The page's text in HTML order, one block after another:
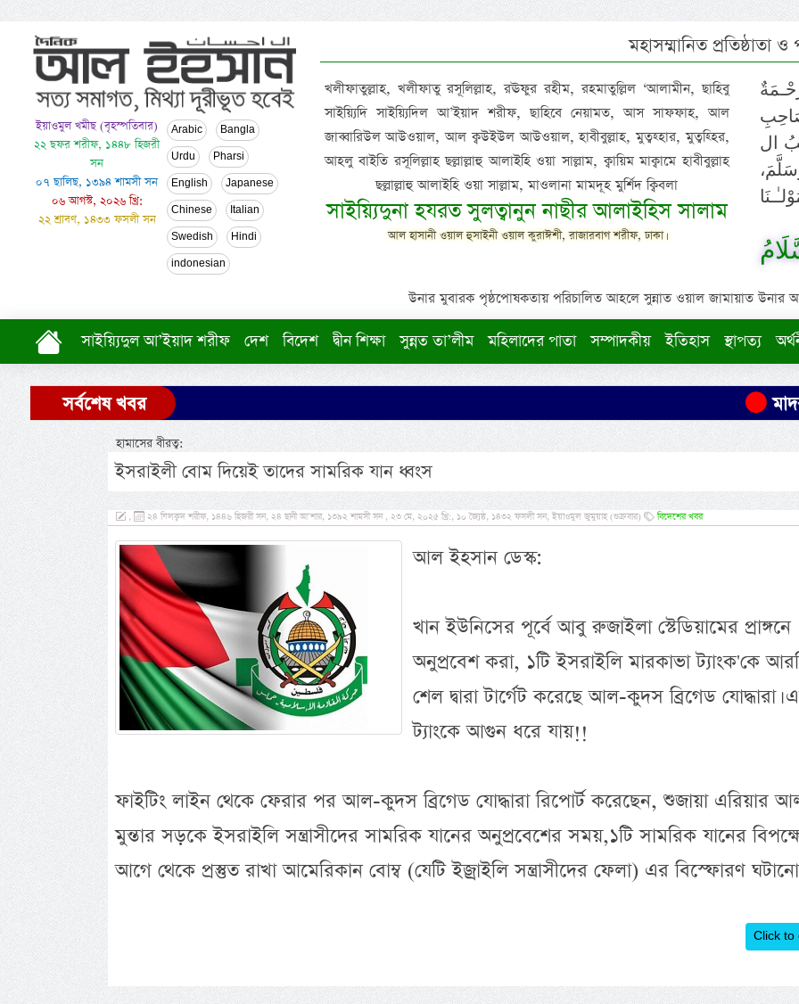
ইয়াওমুল খমীছ (বৃহস্পতিবার)
২২ ছফর শরীফ, ১৪৪৮ হিজরী
সন
০৭ ছালিছ, ১৩৯৪ শামসী সন
০৬ আগস্ট, ২০২৬ খ্রি:
২২ শ্রাবণ, ১৪৩৩ ফসলী সন
Arabic Bangla
Urdu Pharsi
English Japanese
Chinese Italian
Swedish Hindi
indonesian
মহাসম্মানিত প্রতিষ্ঠাতা
খলীফাতুল্লাহ, খলীফাতু রসূলিল্লাহ, রঊফুর রহীম, রহমাতুল্লিল ‘আলামীন, ছাহিবু
সাইয়্যিদি সাইয়্যিদিল আ’ইয়াদ শরীফ, ছাহিবে নেয়ামত, আস সাফফাহ, আল
জাব্বারিউল আউওয়াল, আল ক্বউইউল আউওয়াল, হাবীবুল্লাহ, মুত্বহ্হার, মুত্বহ্হির,
আহলু বাইতি রসূলিল্লাহ ছল্লাল্লাহু আলাইহি ওয়া সাল্লাম, ক্বায়িম মাক্বামে হাবীবুল্লাহ
ছল্লাল্লাহু আলাইহি ওয়া সাল্লাম, মাওলানা মামদূহ মুর্শিদ ক্বিবলা
সাইয়্যিদুনা হযরত সুলত্বানুন নাছীর আলাইহিস সালাম
আল হাসানী ওয়াল হুসাইনী ওয়াল কুরাঈশী, রাজারবাগ শরীফ, ঢাকা।
ال
উনার মুবারক পৃষ্ঠপোষকতায় পরিচালিত আহলে সুন্নাত ওয়াল জামায়াত উনার
সাইয়্যিদুল আ’ইয়াদ শরীফ দেশ বিদেশ দ্বীন শিক্ষা সুন্নত তা’লীম মহিলাদের পাতা সম্পাদকীয় ইতিহাস স্থাপত্য
সর্বশেষ খবর
হামাসের বীরত্ব:
ইসরাইলী বোম দিয়েই তাদের সামরিক যান ধ্বংস
, ২৪ যিলক্বদ শরীফ, ১৪৪৬ হিজরী সন, ২৪ ছানী আ’শার, ১৩৯২ শামসী সন , ২৩ মে, ২০২৫ খ্রি:, ১০ জ্যৈষ্ঠ, ১৪৩২ ফসলী সন, ইয়াওমুল জুমুয়াহ (শুক্রবার) বিদেশের খবর
আল ইহসান ডেস্ক:
খান ইউনিসের পূর্বে আবু রুজাইলা স্টেডিয়ামের প্রাঙ্গনে
অনুপ্রবেশ করা, ১টি ইসরাইলি মারকাভা ট্যাংক'কে
শেল দ্বারা টার্গেট করেছে আল-কুদস ব্রিগেড যোদ্ধারা।
ট্যাংকে আগুন ধরে যায়!!
ফাইটিং লাইন থেকে ফেরার পর আল-কুদস ব্রিগেড যোদ্ধারা রিপোর্ট করেছেন, শুজায়া এরিয়ার
মুন্তার সড়কে ইসরাইলি সন্ত্রাসীদের সামরিক যানের অনুপ্রবেশের সময়,১টি সামরিক যানের
আগে থেকে প্রস্তুত রাখা আমেরিকান বোম্ব (যেটি ইজ্রাইলি সন্ত্রাসীদের ফেলা) এর বিস্ফোরণ
Click to